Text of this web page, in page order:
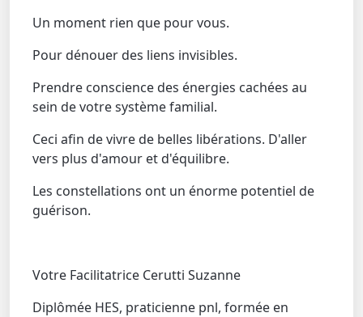
Un moment rien que pour vous.
Pour dénouer des liens invisibles.
Prendre conscience des énergies cachées au
sein de votre système familial.
Ceci afin de vivre de belles libérations. D'aller
vers plus d'amour et d'équilibre.
Les constellations ont un énorme potentiel de
guérison.
Votre Facilitatrice Cerutti Suzanne
Diplômée HES, praticienne pnl, formée en